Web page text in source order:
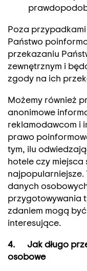
Poza
Państwo
przekazaniu
zewnętrznym i
zgody na ich
Możemy również
anonimowe
reklamodawcom i
prawo
tym, ilu
hotele czy
danych
przygotowywania
zdaniem mogą
interesujące.
4. Jak długo
osobowe